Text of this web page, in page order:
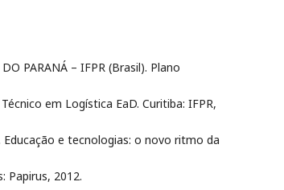
PARANÁ – IFPR (Brasil). Plano
em Logística EaD. Curitiba: IFPR,
Educação e tecnologias: o novo ritmo da
Papirus, 2012.